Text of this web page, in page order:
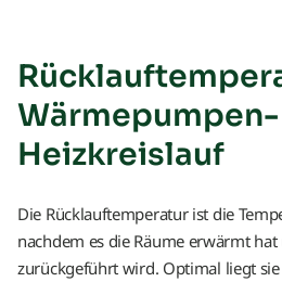
Wärmepumpen-
Heizkreislauf
Die Rücklauftemperatur ist die
nachdem es die Räume erwärmt
zurückgeführt wird. Optimal liegt